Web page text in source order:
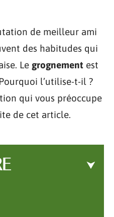
de meilleur ami
des habitudes qui
Le grognement est
l’utilise-t-il ?
qui vous préoccupe
de cet article.